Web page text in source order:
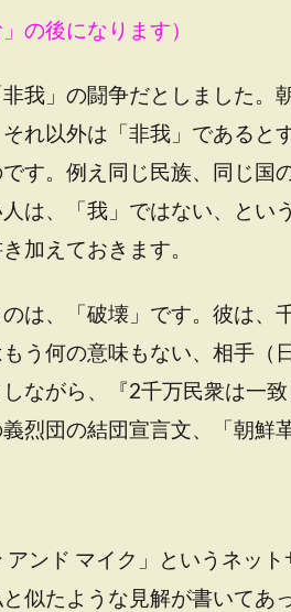
の後になります）
我」の闘争だとしました。
れ以外は「非我」であると
す。例え同じ民族、同じ国
は、「我」ではない、とい
加えておきます。
は、「破壊」です。彼は、
う何の意味もない、相手（
ながら、『2千万民衆は一
烈団の結団宣言文、「朝鮮
ンド マイク」というネッ
似たような見解が書いてあ